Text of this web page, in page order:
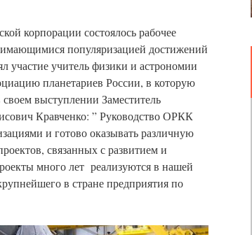
корпорации состоялось рабочее
популяризацией достижений
участие учитель физики и астрономии
планетариев России, в которую
выступлении Заместитель
Кравченко: ” Руководство ОРКК
и готово оказывать различную
связанных с развитием и
много лет реализуются в нашей
в стране предприятия по